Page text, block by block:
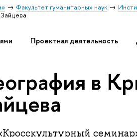
Факультет гуманитарных наук
Проектная деятельность
в